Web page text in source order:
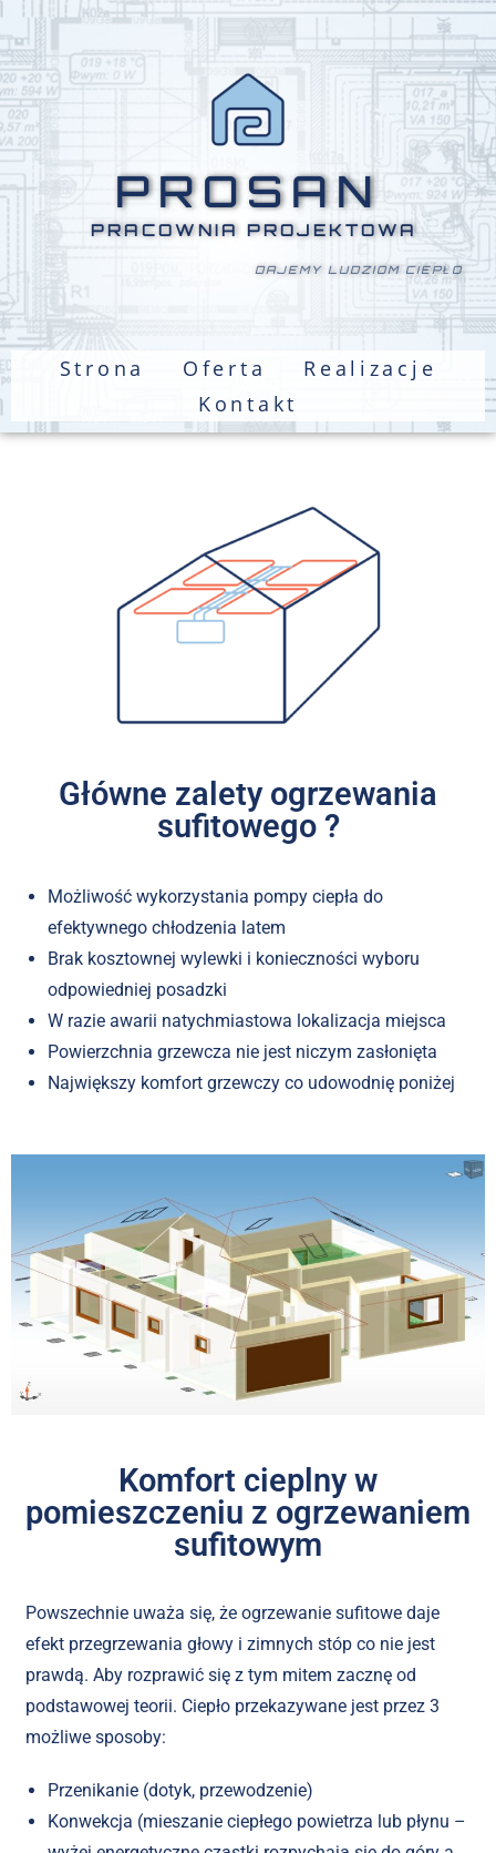
PROSAN
PRACOWNIA PROJEKTOWA
DAJEMY LUDZIOM CIEPŁO
Strona Oferta
Realizacje
Kontakt
Główne zalety ogrzewania
sufitowego ?
Możliwość wykorzystania pompy ciepła do
efektywnego chłodzenia latem
Brak kosztownej wylewki i konieczności wyboru
odpowiedniej posadzki
W razie awarii natychmiastowa lokalizacja miejsca
Powierzchnia grzewcza nie jest niczym zasłonięta
Największy komfort grzewczy co udowodnię poniżej
Komfort cieplny w
pomieszczeniu z ogrzewaniem
sufitowym
Powszechnie uważa się, że ogrzewanie sufitowe daje
efekt przegrzewania głowy i zimnych stóp co nie jest
prawdą. Aby rozprawić się z tym mitem zacznę od
podstawowej teorii. Ciepło przekazywane jest przez 3
możliwe sposoby:
Przenikanie (dotyk, przewodzenie)
Konwekcja (mieszanie ciepłego powietrza lub płynu –